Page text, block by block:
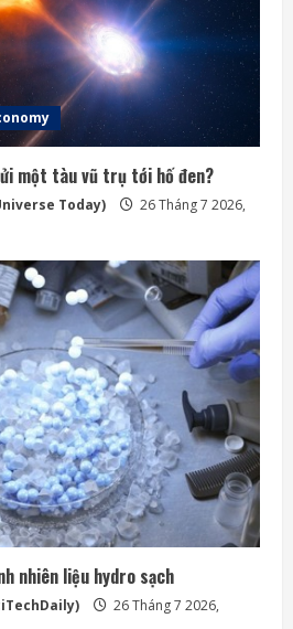
một tàu vũ trụ tới hố đen?
Today)
26 Tháng 7 2026,
nhiên liệu hydro sạch
26 Tháng 7 2026,